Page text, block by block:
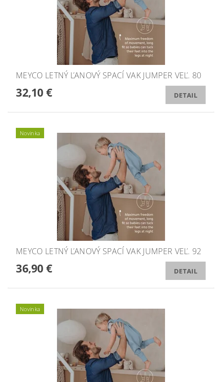
MEYCO LETNÝ ĽANOVÝ SPACÍ VAK JUMPER VEĽ. 80
32,10 € DETAIL
Novinka
MEYCO LETNÝ ĽANOVÝ SPACÍ VAK JUMPER VEĽ. 92
36,90 € DETAIL
Novinka